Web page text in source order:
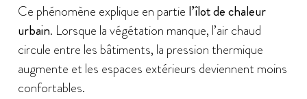
Ce phénomène explique en partie l’îlot de chaleur
urbain. Lorsque la végétation manque, l’air chaud
circule entre les bâtiments, la pression thermique
augmente et les espaces extérieurs deviennent moins
confortables.